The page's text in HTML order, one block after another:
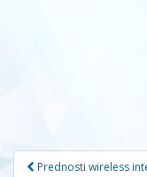
Navigacija
Prednosti wireless